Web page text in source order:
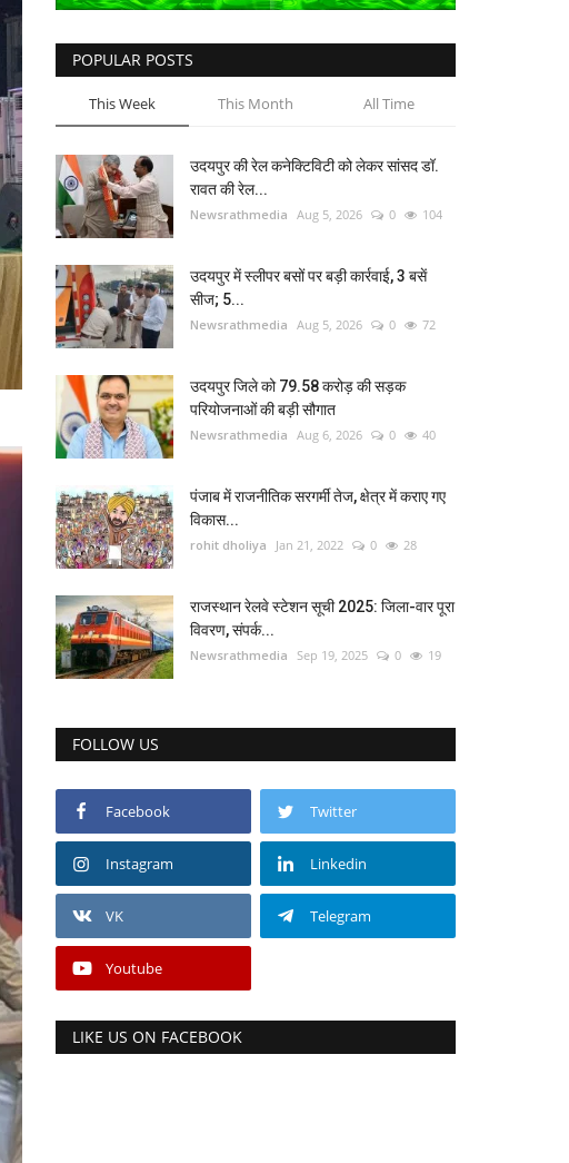
POPULAR POSTS
This Week This Month All Time
उदयपुर की रेल कनेक्टिविटी को लेकर सांसद डॉ.
रावत की रेल...
Newsrathmedia Aug 5, 2026 0 104
उदयपुर में स्लीपर बसों पर बड़ी कार्रवाई, 3 बसें
सीज; 5...
Newsrathmedia Aug 5, 2026 0 72
उदयपुर जिले को 79.58 करोड़ की सड़क
परियोजनाओं की बड़ी सौगात
Newsrathmedia Aug 6, 2026 0 40
पंजाब में राजनीतिक सरगर्मी तेज, क्षेत्र में कराए गए
विकास...
rohit dholiya Jan 21, 2022 0 28
राजस्थान रेलवे स्टेशन सूची 2025: जिला-वार पूरा
विवरण, संपर्क...
Newsrathmedia Sep 19, 2025 0 19
FOLLOW US
Facebook Twitter
Instagram Linkedin
VK Telegram
Youtube
LIKE US ON FACEBOOK